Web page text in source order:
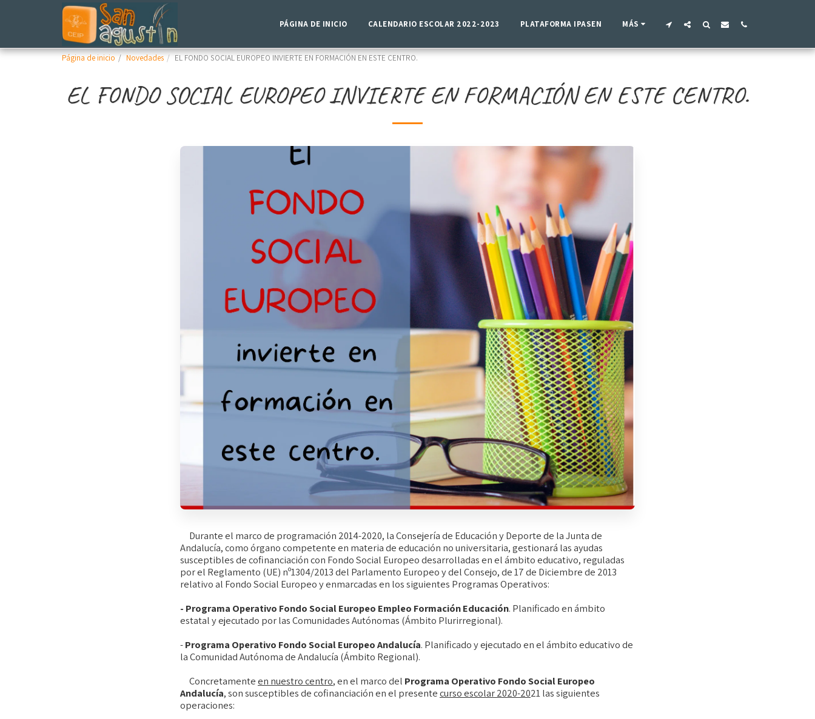
PÁGINA DE INICIO CALENDARIO ESCOLAR 2022-2023 PLATAFORMA IPASEN MÁS
Página de inicio Novedades EL FONDO SOCIAL EUROPEO INVIERTE EN FORMACIÓN EN ESTE CENTRO.
EL FONDO SOCIAL EUROPEO INVIERTE EN FORMACIÓN EN ESTE CENTRO.
Durante el marco de programación 2014-2020, la Consejería de Educación y Deporte de la Junta de
Andalucía, como órgano competente en materia de educación no universitaria, gestionará las ayudas
susceptibles de cofinanciación con Fondo Social Europeo desarrolladas en el ámbito educativo, reguladas
por el Reglamento (UE) nº1304/2013 del Parlamento Europeo y del Consejo, de 17 de Diciembre de 2013
relativo al Fondo Social Europeo y enmarcadas en los siguientes Programas Operativos:
- Programa Operativo Fondo Social Europeo Empleo Formación Educación. Planificado en ámbito
estatal y ejecutado por las Comunidades Autónomas (Ámbito Plurirregional).
-Programa Operativo Fondo Social Europeo Andalucía. Planificado y ejecutado en el ámbito educativo de
la Comunidad Autónoma de Andalucía (Ámbito Regional).
Concretamenteen nuestro centro, en el marco del Programa Operativo Fondo Social Europeo
Andalucía, son susceptibles de cofinanciación en el presentecurso escolar 2020-2021 las siguientes
operaciones: